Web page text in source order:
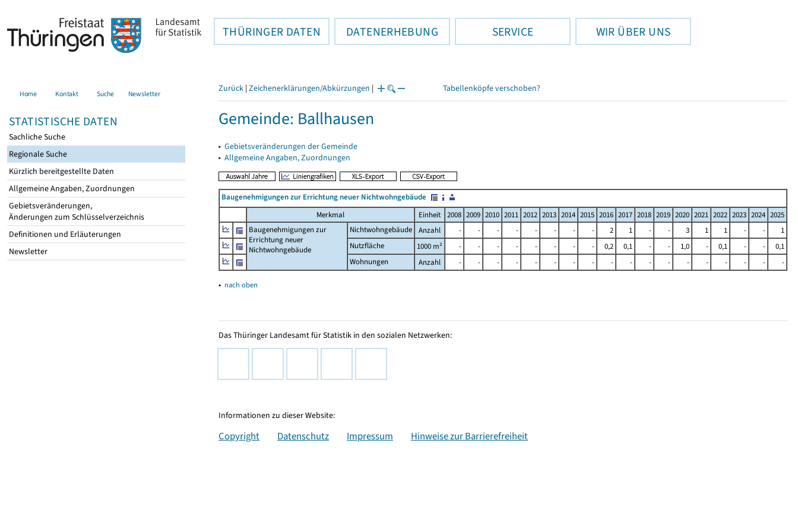
THÜRINGER DATEN DATENERHEBUNG SERVICE WIR ÜBER UNS
Home Kontakt Suche Newsletter
STATISTISCHE DATEN
Sachliche Suche
Regionale Suche
Kürzlich bereitgestellte Daten
Allgemeine Angaben, Zuordnungen
Gebietsveränderungen,
Änderungen zum Schlüsselverzeichnis
Definitionen und Erläuterungen
Newsletter
Zurück | Zeichenerklärungen/Abkürzungen | Tabellenköpfe verschoben?
Gemeinde: Ballhausen
▸ Gebietsveränderungen der Gemeinde
▸ Allgemeine Angaben, Zuordnungen
Baugenehmigungen zur Errichtung neuer Nichtwohngebäude
Merkmal
Einheit 2008 2009 2010 2011 2012 2013 2014 2015 2016 2017 2018 2019 2020 2021 2022 2023 2024 2025
Baugenehmigungen zur
Errichtung neuer
Nichtwohngebäude
Nichtwohngebäude Anzahl - - - - - - - - 2 1 - - 3 1 1 - -
1
Nutzfläche
1000 m² - - - - - - - - 0,2 0,1 - - 1,0 - 0,1 - -
0,1
Wohnungen
Anzahl - - - - - - - - - - - - - - - - - -
▴ nach oben
Das Thüringer Landesamt für Statistik in den sozialen Netzwerken:
Informationen zu dieser Website:
Copyright Datenschutz Impressum Hinweise zur Barrierefreiheit